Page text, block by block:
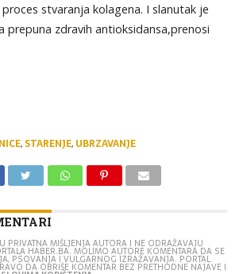
stvaranja kolagena. I slanutak je
prepuna zdravih antioksidansa,prenosi
, STARENJE, UBRZAVANJE
PRIVATNA MIŠLJENJA AUTORA I NE ODRAŽAVAJU
HABER.BA. MOLIMO AUTORE KOMENTARA DA SE
PSOVANJA I VULGARNOG IZRAŽAVANJA. PORTAL
DA OBRIŠE KOMENTAR BEZ PRETHODNE NAJAVE I